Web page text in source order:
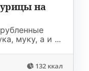
на
муку, а и ...
132 ккал